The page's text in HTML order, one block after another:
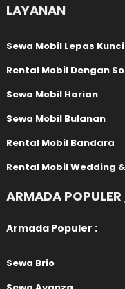
LAYANAN
Sewa Mobil Lepas Kunci
Rental Mobil Dengan
Sewa Mobil Harian
Sewa Mobil Bulanan
Rental Mobil Bandara
Rental Mobil Wedding
ARMADA
Armada Populer :
Sewa Brio